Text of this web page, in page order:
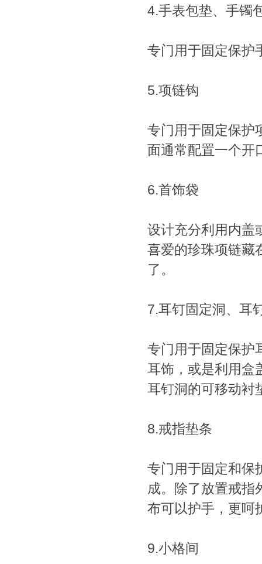
4.手表包垫、手镯
专门用于固定保护
5.项链钩
专门用于固定保护
面通常配置一个开
6.首饰袋
设计充分利用内盖
喜爱的珍珠项链藏
了。
7.耳钉固定洞、耳
专门用于固定保护
耳饰，或是利用盒
耳钉洞的可移动衬
8.戒指垫条
专门用于固定和保
成。除了放置戒指
布可以护手，更呵
9.小格间